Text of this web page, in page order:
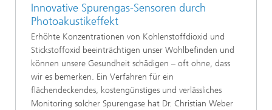
Innovative Spurengas-Sensoren durch
Photoakustikeffekt
Erhöhte Konzentrationen von Kohlenstoffdioxid und
Stickstoffoxid beeinträchtigen unser Wohlbefinden und
können unsere Gesundheit schädigen – oft ohne, dass
wir es bemerken. Ein Verfahren für ein
flächendeckendes, kostengünstiges und verlässliches
Monitoring solcher Spurengase hat Dr. Christian Weber